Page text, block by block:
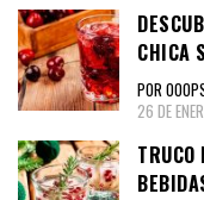
CHICA
POR
26 DE
TRUCO